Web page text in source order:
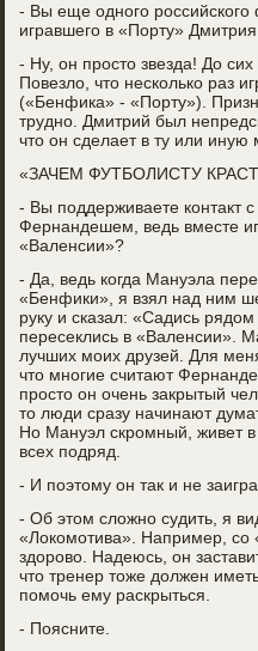
- Вы еще одного российского
игравшего в «Порту»
- Ну, он просто звезда! До
Повезло, что несколько раз
(«Бенфика» - «Порту»).
трудно. Дмитрий был
что он сделает в ту или иную
«ЗАЧЕМ ФУТБОЛИСТУ
- Вы поддерживаете контакт
Фернандешем, ведь вместе
«Валенсии»?
- Да, ведь когда Мануэла
«Бенфики», я взял над ним
руку и сказал: «Садись
пересеклись в «Валенсии».
лучших моих друзей. Для
что многие считают
просто он очень закрытый
то люди сразу начинают
Но Мануэл скромный, живет
всех подряд.
- И поэтому он так и не
- Об этом сложно судить, я
«Локомотива». Например, со
здорово. Надеюсь, он
что тренер тоже должен
помочь ему раскрыться.
- Поясните.